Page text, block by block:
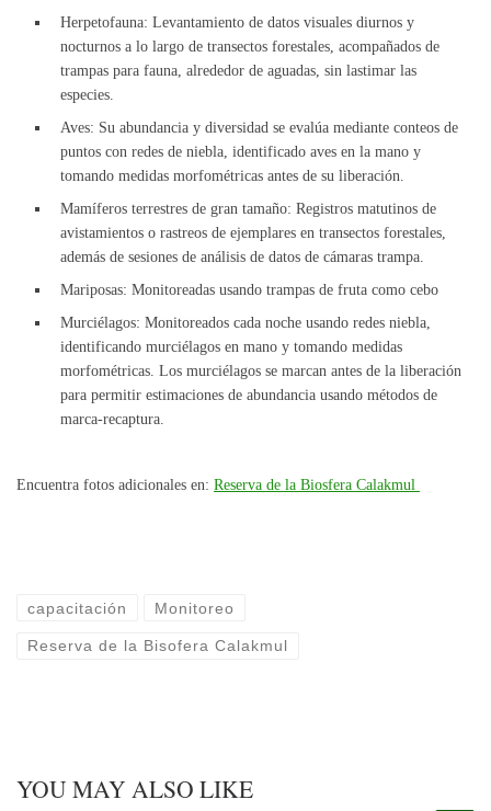
Herpetofauna: Levantamiento de datos visuales diurnos y
nocturnos a lo largo de transectos forestales, acompañados de
trampas para fauna, alrededor de aguadas, sin lastimar las
especies.
Aves: Su abundancia y diversidad se evalúa mediante conteos de
puntos con redes de niebla, identificado aves en la mano y
tomando medidas morfométricas antes de su liberación.
Mamíferos terrestres de gran tamaño: Registros matutinos de
avistamientos o rastreos de ejemplares en transectos forestales,
además de sesiones de análisis de datos de cámaras trampa.
Mariposas: Monitoreadas usando trampas de fruta como cebo
Murciélagos: Monitoreados cada noche usando redes niebla,
identificando murciélagos en mano y tomando medidas
morfométricas. Los murciélagos se marcan antes de la liberación
para permitir estimaciones de abundancia usando métodos de
marca-recaptura.
Encuentra fotos adicionales en: Reserva de la Biosfera Calakmul
capacitación Monitoreo
Reserva de la Bisofera Calakmul
YOU MAY ALSO LIKE